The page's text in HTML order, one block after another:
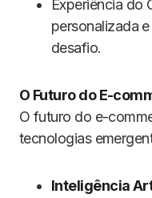
Experiência do
personalizada
desafio.
O Futuro do E-
O futuro do e-
tecnologias
Inteligência